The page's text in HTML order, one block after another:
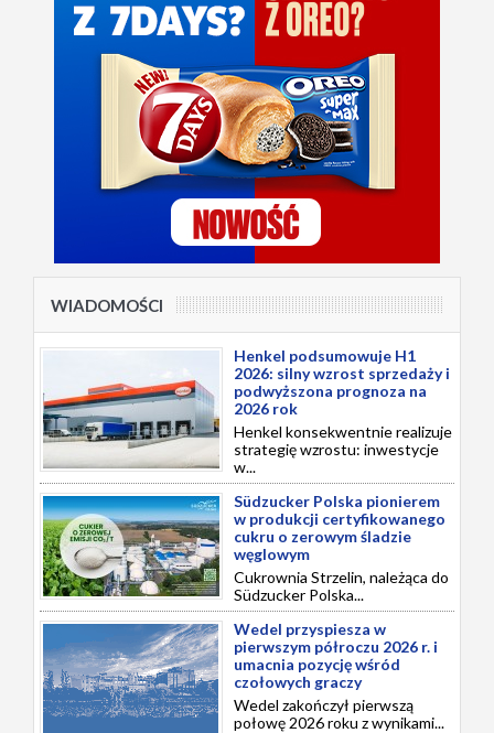
WIADOMOŚCI
Henkel podsumowuje H1
2026: silny wzrost sprzedaży i
podwyższona prognoza na
2026 rok
Henkel konsekwentnie realizuje
strategię wzrostu: inwestycje
w...
Südzucker Polska pionierem
w produkcji certyfikowanego
cukru o zerowym śladzie
węglowym
Cukrownia Strzelin, należąca do
Südzucker Polska...
Wedel przyspiesza w
pierwszym półroczu 2026 r. i
umacnia pozycję wśród
czołowych graczy
Wedel zakończył pierwszą
połowę 2026 roku z wynikami...